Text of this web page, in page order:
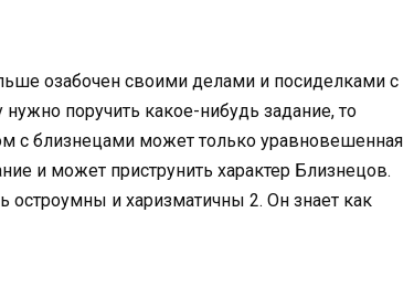
озабочен своими делами и посиделками с
поручить какое-нибудь задание, то
с близнецами может только уравновешенная
и может приструнить характер Близнецов.
остроумны и харизматичны 2. Он знает как